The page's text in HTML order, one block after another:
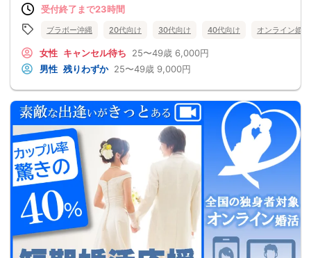
受付終了まで23時間
ブラボー沖縄 20代向け 30代向け 40代向け オンライン婚活
女性 キャンセル待ち 25〜49歳 6,000円
男性 残りわずか 25〜49歳 9,000円